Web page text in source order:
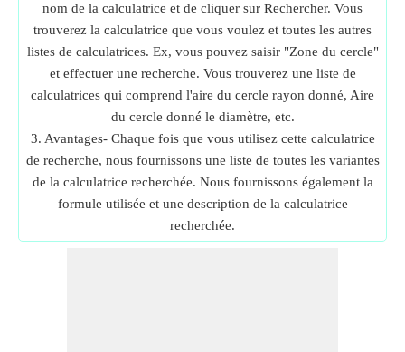
nom de la calculatrice et de cliquer sur Rechercher. Vous
trouverez la calculatrice que vous voulez et toutes les autres
listes de calculatrices. Ex, vous pouvez saisir "Zone du cercle"
et effectuer une recherche. Vous trouverez une liste de
calculatrices qui comprend l'aire du cercle rayon donné, Aire
du cercle donné le diamètre, etc.
3. Avantages- Chaque fois que vous utilisez cette calculatrice
de recherche, nous fournissons une liste de toutes les variantes
de la calculatrice recherchée. Nous fournissons également la
formule utilisée et une description de la calculatrice
recherchée.